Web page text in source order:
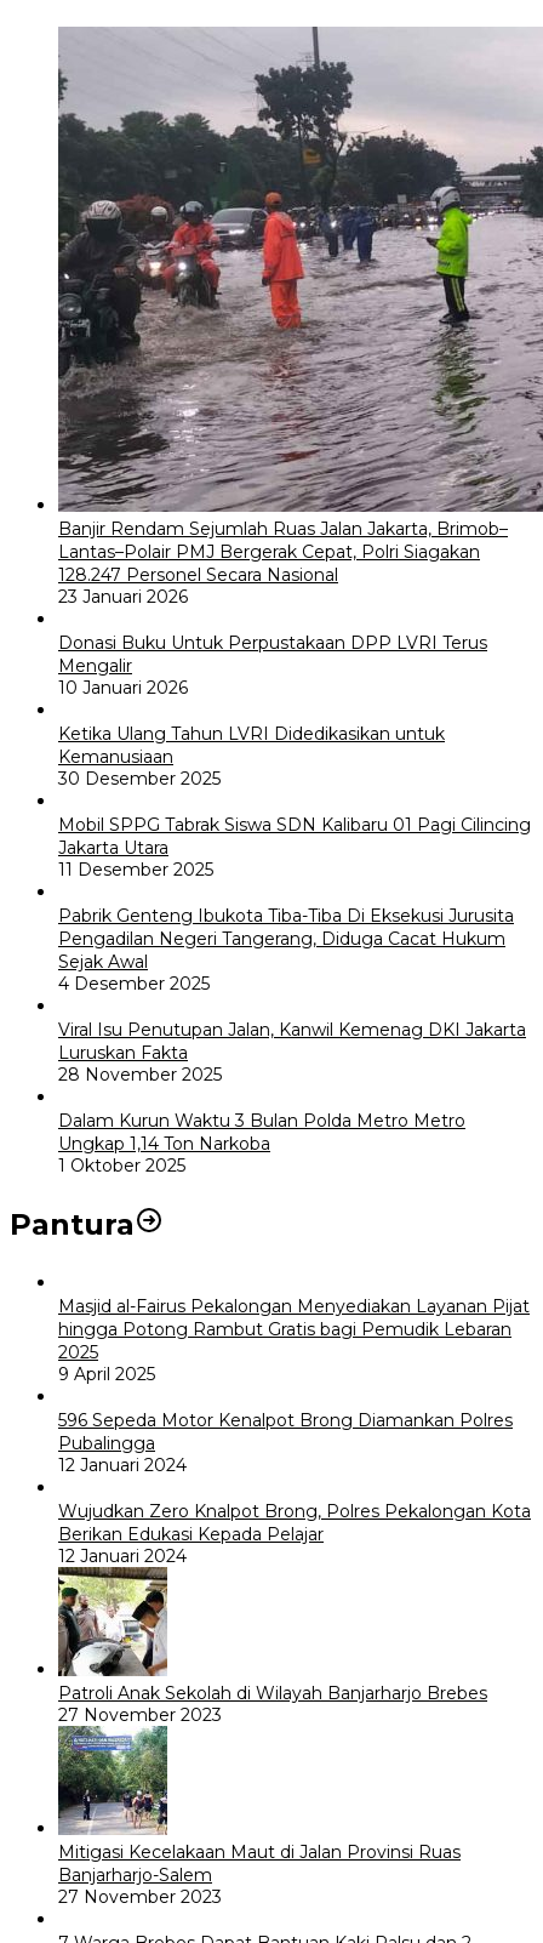
Banjir Rendam Sejumlah Ruas Jalan Jakarta, Brimob–
Lantas–Polair PMJ Bergerak Cepat, Polri Siagakan
128.247 Personel Secara Nasional
23 Januari 2026
Donasi Buku Untuk Perpustakaan DPP LVRI Terus
Mengalir
10 Januari 2026
Ketika Ulang Tahun LVRI Didedikasikan untuk
Kemanusiaan
30 Desember 2025
Mobil SPPG Tabrak Siswa SDN Kalibaru 01 Pagi Cilincing
Jakarta Utara
11 Desember 2025
Pabrik Genteng Ibukota Tiba-Tiba Di Eksekusi Jurusita
Pengadilan Negeri Tangerang, Diduga Cacat Hukum
Sejak Awal
4 Desember 2025
Viral Isu Penutupan Jalan, Kanwil Kemenag DKI Jakarta
Luruskan Fakta
28 November 2025
Dalam Kurun Waktu 3 Bulan Polda Metro Metro
Ungkap 1,14 Ton Narkoba
1 Oktober 2025
Pantura
Masjid al-Fairus Pekalongan Menyediakan Layanan Pijat
hingga Potong Rambut Gratis bagi Pemudik Lebaran
2025
9 April 2025
596 Sepeda Motor Kenalpot Brong Diamankan Polres
Pubalingga
12 Januari 2024
Wujudkan Zero Knalpot Brong, Polres Pekalongan Kota
Berikan Edukasi Kepada Pelajar
12 Januari 2024
Patroli Anak Sekolah di Wilayah Banjarharjo Brebes
27 November 2023
Mitigasi Kecelakaan Maut di Jalan Provinsi Ruas
Banjarharjo-Salem
27 November 2023